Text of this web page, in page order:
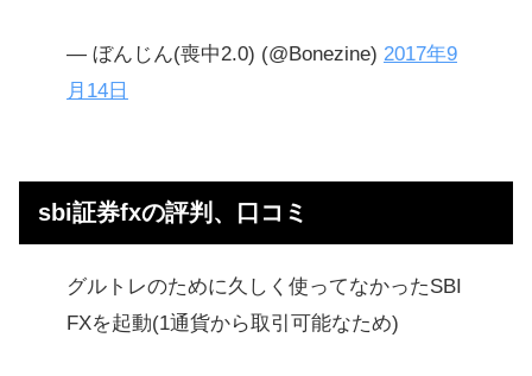
— ぼんじん(喪中2.0) (@Bonezine) 2017年9
月14日
sbi証券fxの評判、口コミ
グルトレのために久しく使ってなかったSBI
FXを起動(1通貨から取引可能なため)